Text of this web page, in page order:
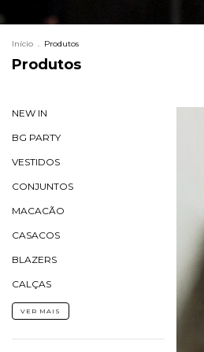
Início . Produtos
Produtos
NEW IN
BG PARTY
VESTIDOS
CONJUNTOS
MACACÃO
CASACOS
BLAZERS
CALÇAS
VER MAIS